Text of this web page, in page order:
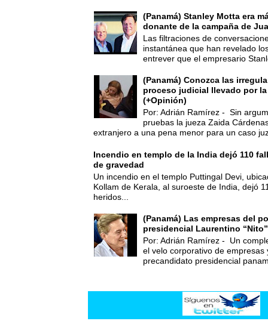
(Panamá) Stanley Motta era
donante de la campaña de
Las filtraciones de
instantánea que han revelado
entrever que el empresario
(Panamá) Conozca las
proceso judicial llevado por
(+Opinión)
Por: Adrián Ramírez - Sin
pruebas la jueza Zaida
extranjero a una pena menor para un caso
Incendio en templo de la India dejó 110
de gravedad
Un incendio en el templo Puttingal Devi,
Kollam de Kerala, al suroeste de India, dejó
heridos...
(Panamá) Las empresas del
presidencial Laurentino
Por: Adrián Ramírez - Un
el velo corporativo de empresas
precandidato presidencial